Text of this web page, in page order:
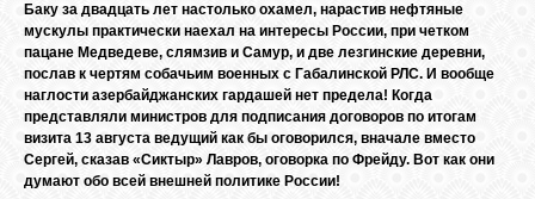
RSS
VK
GOOGLE+
Баку за двадцать лет настолько охамел, нарастив нефтяные
мускулы практически наехал на интересы России, при четком
пацане Медведеве, слямзив и Самур, и две лезгинские деревни,
послав к чертям собачьим военных с Габалинской РЛС. И вообще
наглости азербайджанских гардашей нет предела! Когда
представляли министров для подписания договоров по итогам
визита 13 августа ведущий как бы оговорился, вначале вместо
Сергей, сказав «Сиктыр» Лавров, оговорка по Фрейду. Вот как они
думают обо всей внешней политике России!